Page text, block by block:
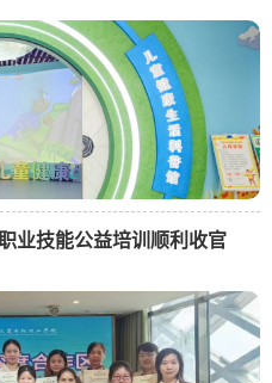
业技能公益培训顺利收官